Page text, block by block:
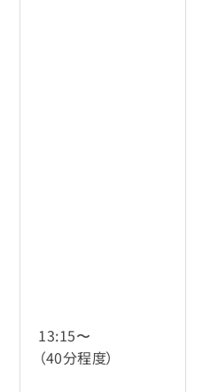
13:15〜
（40分程度）